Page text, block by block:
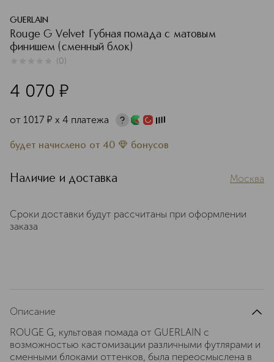
GUERLAIN
Rouge G Velvet Губная помада с матовым
финишем (сменный блок)
(0)
4 070 ¤
от 1017 ¤ х 4 платежа
будет начислено от 40 бонусов
Наличие и доставка Москва
Сроки доставки будут рассчитаны при оформлении
заказа
Описание
ROUGE G, культовая помада от GUERLAIN с
возможностью кастомизации различными футлярами и
сменными блоками оттенков, была переосмыслена в